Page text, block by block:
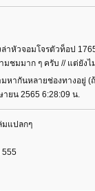
ล่าหัวจอมโจรตัวท็อป
ชมมาก ๆ ครับ // แต่ยังไ
หากันหลายช่องทางอยู่ (
ายน 2565 6:28:09 น.
มแปลกๆ
555